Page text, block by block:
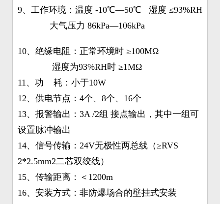
9、工作环境：温度 -10℃—50℃ 湿度 ≤93%RH
大气压力 86kPa—106kPa
10、绝缘电阻：正常环境时 ≥100MΩ
湿度为93%RH时 ≥1MΩ
11、功 耗：小于10W
12、供电节点：4个、8个、16个
13、报警输出：3A /2组 接点输出，其中一组可
设置脉冲输出
14、信号传输：24V无极性两总线（≥RVS
2*2.5mm2二芯双绞线）
15、传输距离：＜1200m
16、安装方式：非防爆场合的壁挂式安装